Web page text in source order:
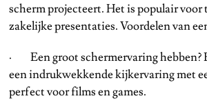
scherm projecteert. Het is populair
zakelijke presentaties. Voordelen van
· Een groot schermervaring hebben?
een indrukwekkende kijkervaring met
perfect voor films en games.